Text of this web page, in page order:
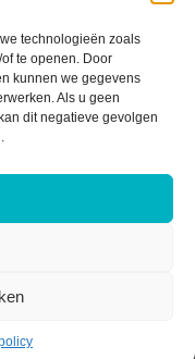
technologieën zoals
te openen. Door
kunnen we gegevens
Als u geen
dit negatieve gevolgen